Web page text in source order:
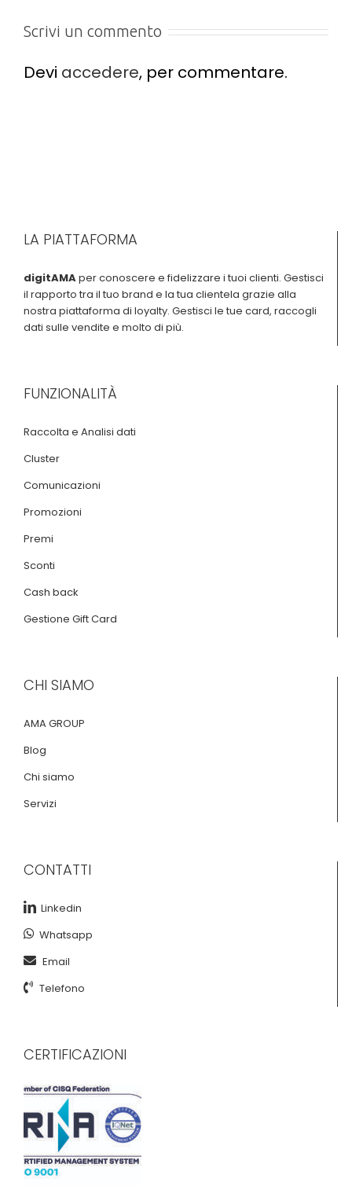
Scrivi un commento
Devi accedere, per commentare.
LA PIATTAFORMA
digitAMAper conoscere e fidelizzare i tuoi clienti. Gestisci
il rapporto tra il tuo brand e la tua clientela grazie alla
nostra piattaforma di loyalty. Gestisci le tue card, raccogli
dati sulle vendite e molto di più.
FUNZIONALITÀ
Raccolta e Analisi dati
Cluster
Comunicazioni
Promozioni
Premi
Sconti
Cash back
Gestione Gift Card
CHI SIAMO
AMA GROUP
Blog
Chi siamo
Servizi
CONTATTI
Linkedin
Whatsapp
Email
Telefono
CERTIFICAZIONI